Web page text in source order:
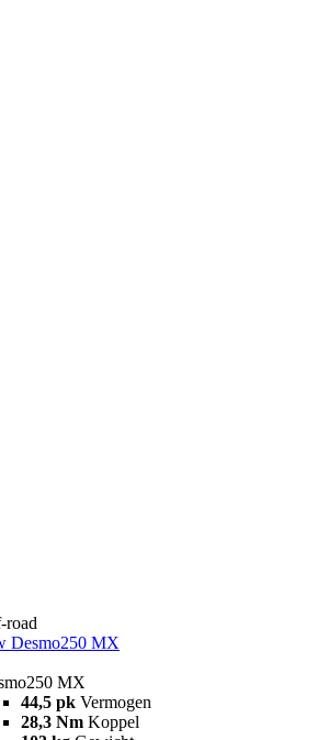
road
Desmo250 MX
MX
44,5 pk Vermogen
28,3 Nm Koppel